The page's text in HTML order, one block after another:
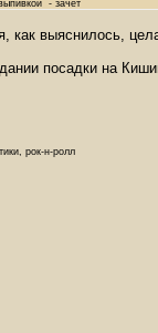
- зачет
как выяснилось,
посадки на
рок-н-ролл